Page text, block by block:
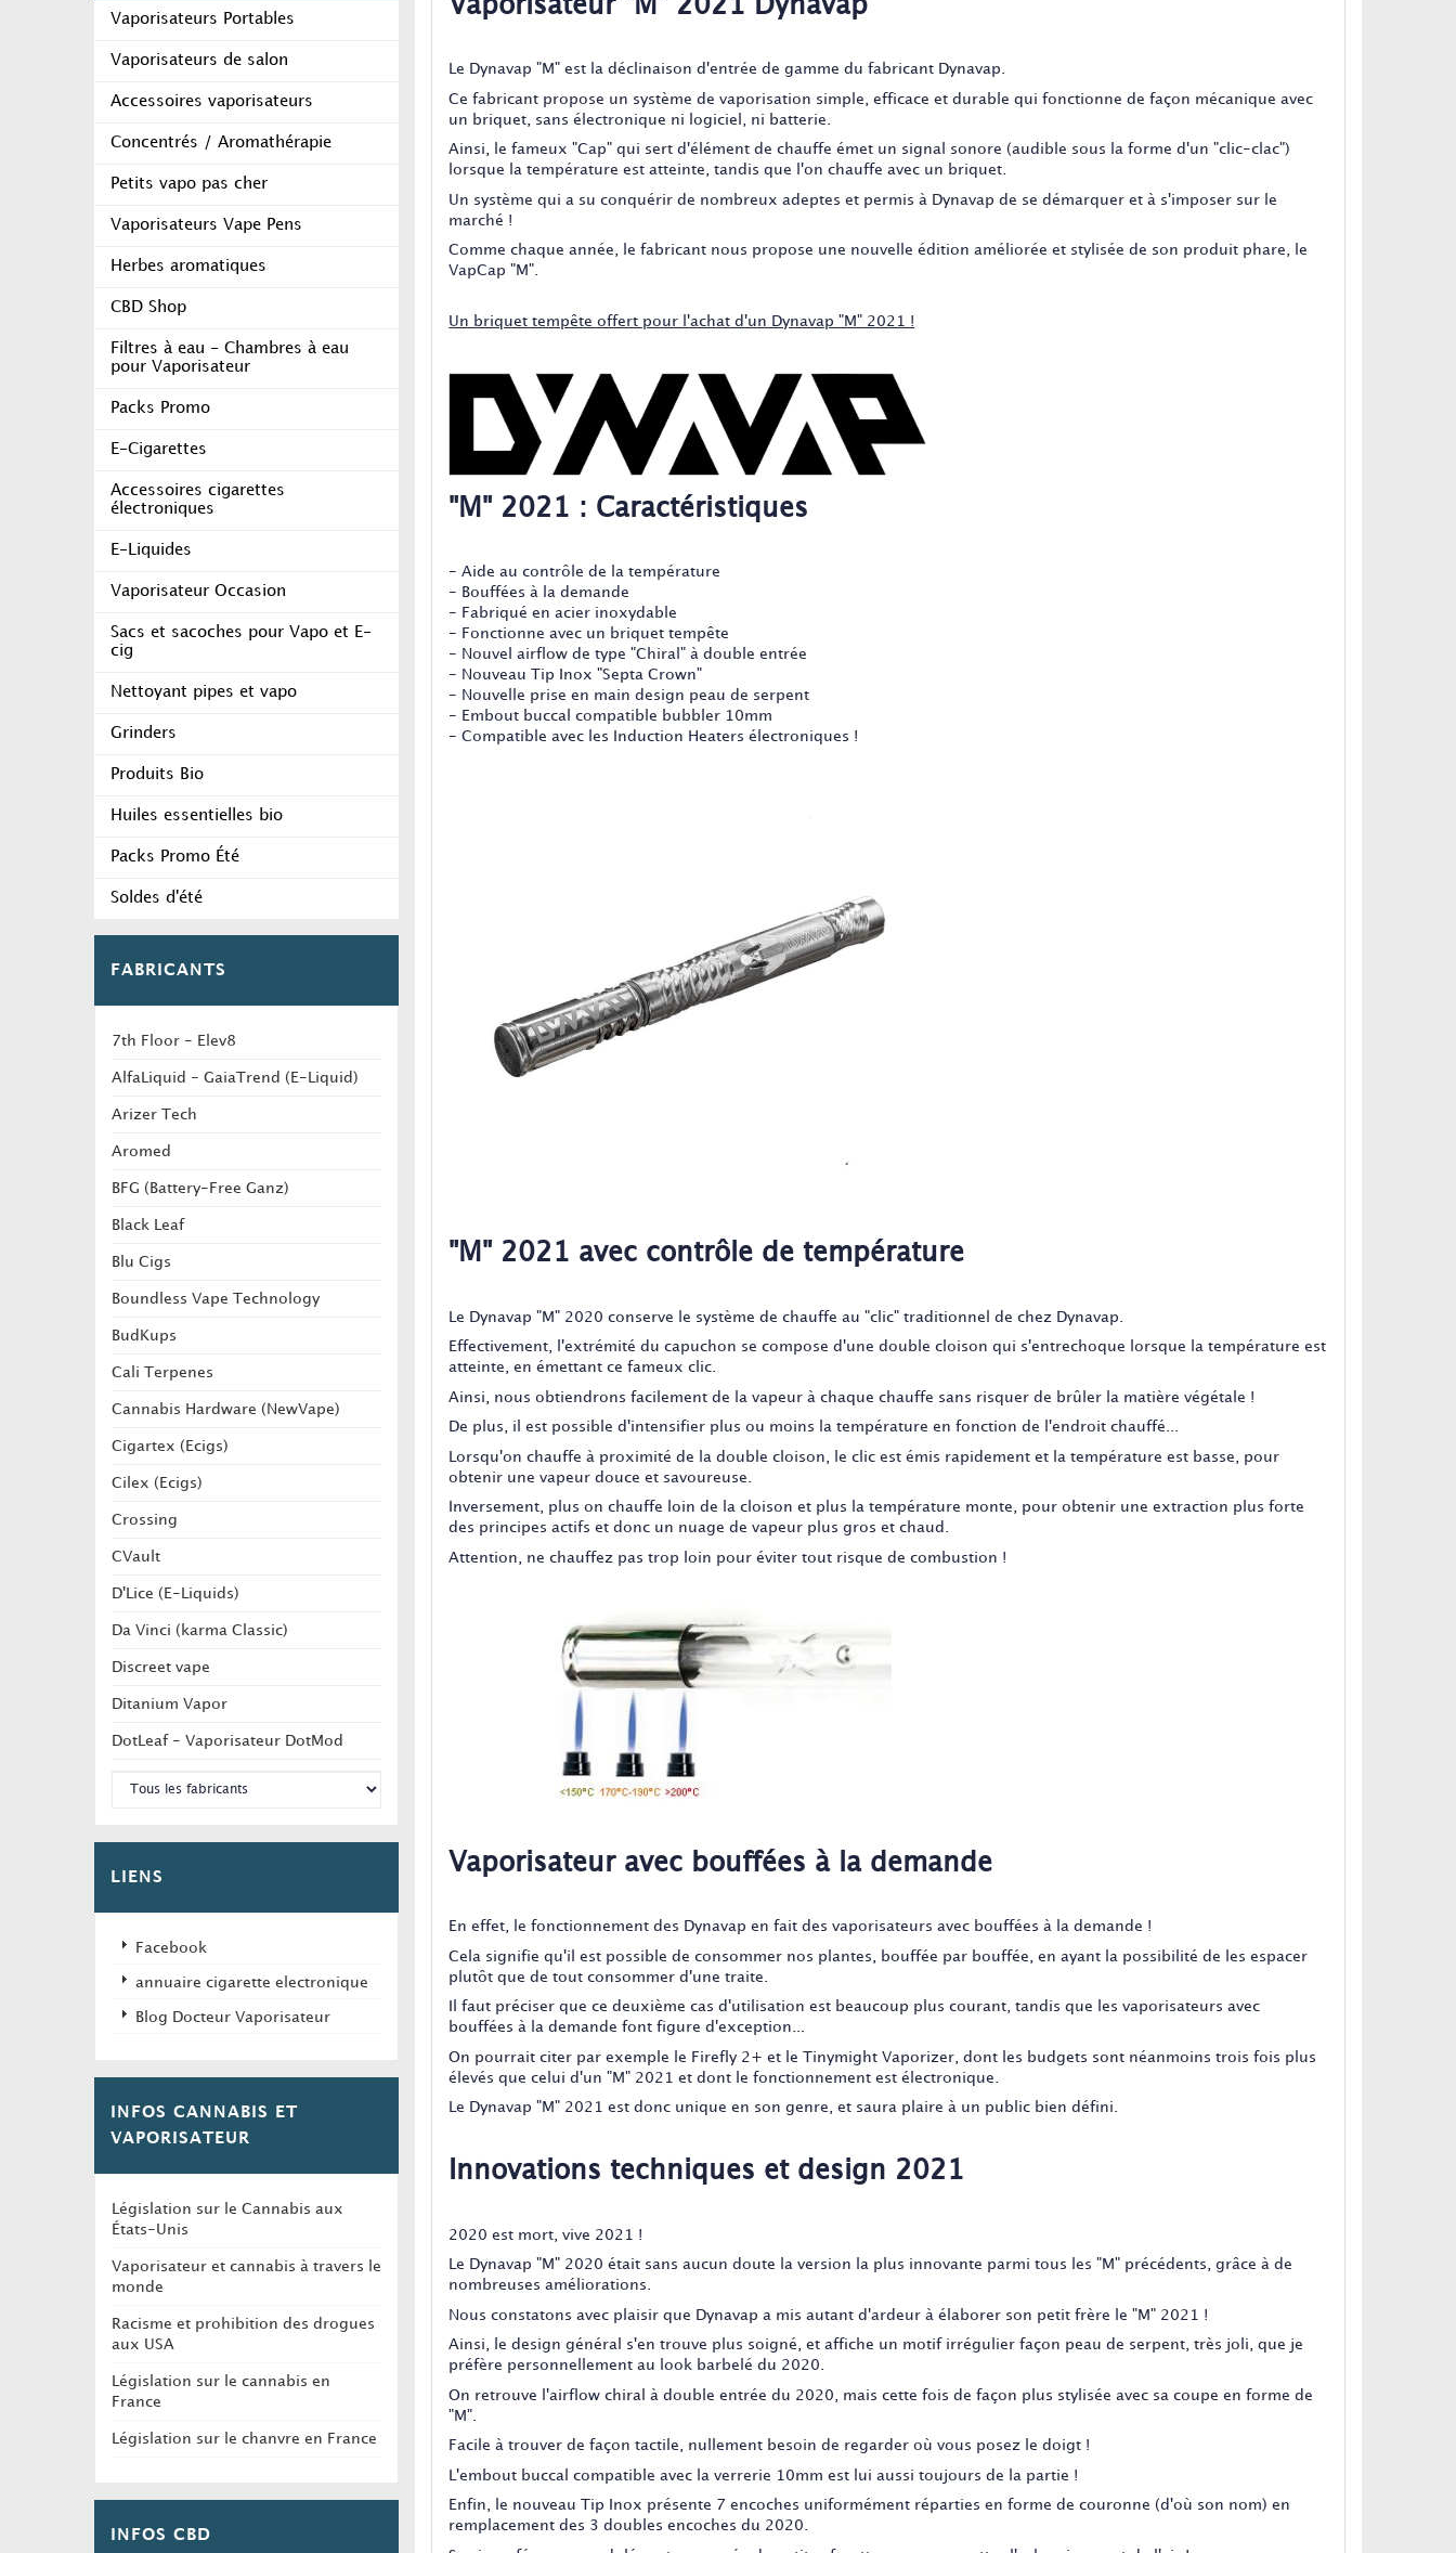
Vaporisateurs Portables
Vaporisateurs de salon
Accessoires vaporisateurs
Concentrés / Aromathérapie
Petits vapo pas cher
Vaporisateurs Vape Pens
Herbes aromatiques
CBD Shop
Filtres à eau - Chambres à eau
pour Vaporisateur
Packs Promo
E-Cigarettes
Accessoires cigarettes
électroniques
E-Liquides
Vaporisateur Occasion
Sacs et sacoches pour Vapo et E-
cig
Nettoyant pipes et vapo
Grinders
Produits Bio
Huiles essentielles bio
Packs Promo Été
Soldes d'été
FABRICANTS
7th Floor - Elev8
AlfaLiquid - GaiaTrend (E-Liquid)
Arizer Tech
Aromed
BFG (Battery-Free Ganz)
Black Leaf
Blu Cigs
Boundless Vape Technology
BudKups
Cali Terpenes
Cannabis Hardware (NewVape)
Cigartex (Ecigs)
Cilex (Ecigs)
Crossing
CVault
D'Lice (E-Liquids)
Da Vinci (karma Classic)
Discreet vape
Ditanium Vapor
DotLeaf - Vaporisateur DotMod
LIENS
Facebook
annuaire cigarette electronique
Blog Docteur Vaporisateur
INFOS CANNABIS ET
VAPORISATEUR
Législation sur le Cannabis aux
États-Unis
Vaporisateur et cannabis à travers le
monde
Racisme et prohibition des drogues
aux USA
Législation sur le cannabis en
France
Législation sur le chanvre en France
INFOS CBD
Vaporisateur "M" 2021 Dynavap
Le Dynavap "M" est la déclinaison d'entrée de gamme du fabricant Dynavap.
Ce fabricant propose un système de vaporisation simple, efficace et durable qui fonctionne de façon mécanique avec
un briquet, sans électronique ni logiciel, ni batterie.
Ainsi, le fameux "Cap" qui sert d'élément de chauffe émet un signal sonore (audible sous la forme d'un "clic-clac")
lorsque la température est atteinte, tandis que l'on chauffe avec un briquet.
Un système qui a su conquérir de nombreux adeptes et permis à Dynavap de se démarquer et à s'imposer sur le
marché !
Comme chaque année, le fabricant nous propose une nouvelle édition améliorée et stylisée de son produit phare, le
VapCap "M".
Un briquet tempête offert pour l'achat d'un Dynavap "M" 2021 !
"M" 2021 : Caractéristiques
- Aide au contrôle de la température
- Bouffées à la demande
- Fabriqué en acier inoxydable
- Fonctionne avec un briquet tempête
- Nouvel airflow de type "Chiral" à double entrée
- Nouveau Tip Inox "Septa Crown"
- Nouvelle prise en main design peau de serpent
- Embout buccal compatible bubbler 10mm
- Compatible avec les Induction Heaters électroniques !
"M" 2021 avec contrôle de température
Le Dynavap "M" 2020 conserve le système de chauffe au "clic" traditionnel de chez Dynavap.
Effectivement, l'extrémité du capuchon se compose d'une double cloison qui s'entrechoque lorsque la température est
atteinte, en émettant ce fameux clic.
Ainsi, nous obtiendrons facilement de la vapeur à chaque chauffe sans risquer de brûler la matière végétale !
De plus, il est possible d'intensifier plus ou moins la température en fonction de l'endroit chauffé...
Lorsqu'on chauffe à proximité de la double cloison, le clic est émis rapidement et la température est basse, pour
obtenir une vapeur douce et savoureuse.
Inversement, plus on chauffe loin de la cloison et plus la température monte, pour obtenir une extraction plus forte
des principes actifs et donc un nuage de vapeur plus gros et chaud.
Attention, ne chauffez pas trop loin pour éviter tout risque de combustion !
Vaporisateur avec bouffées à la demande
En effet, le fonctionnement des Dynavap en fait des vaporisateurs avec bouffées à la demande !
Cela signifie qu'il est possible de consommer nos plantes, bouffée par bouffée, en ayant la possibilité de les espacer
plutôt que de tout consommer d'une traite.
Il faut préciser que ce deuxième cas d'utilisation est beaucoup plus courant, tandis que les vaporisateurs avec
bouffées à la demande font figure d'exception...
On pourrait citer par exemple le Firefly 2+ et le Tinymight Vaporizer, dont les budgets sont néanmoins trois fois plus
élevés que celui d'un "M" 2021 et dont le fonctionnement est électronique.
Le Dynavap "M" 2021 est donc unique en son genre, et saura plaire à un public bien défini.
Innovations techniques et design 2021
2020 est mort, vive 2021 !
Le Dynavap "M" 2020 était sans aucun doute la version la plus innovante parmi tous les "M" précédents, grâce à de
nombreuses améliorations.
Nous constatons avec plaisir que Dynavap a mis autant d'ardeur à élaborer son petit frère le "M" 2021 !
Ainsi, le design général s'en trouve plus soigné, et affiche un motif irrégulier façon peau de serpent, très joli, que je
préfère personnellement au look barbelé du 2020.
On retrouve l'airflow chiral à double entrée du 2020, mais cette fois de façon plus stylisée avec sa coupe en forme de
"M".
Facile à trouver de façon tactile, nullement besoin de regarder où vous posez le doigt !
L'embout buccal compatible avec la verrerie 10mm est lui aussi toujours de la partie !
Enfin, le nouveau Tip Inox présente 7 encoches uniformément réparties en forme de couronne (d'où son nom) en
remplacement des 3 doubles encoches du 2020.